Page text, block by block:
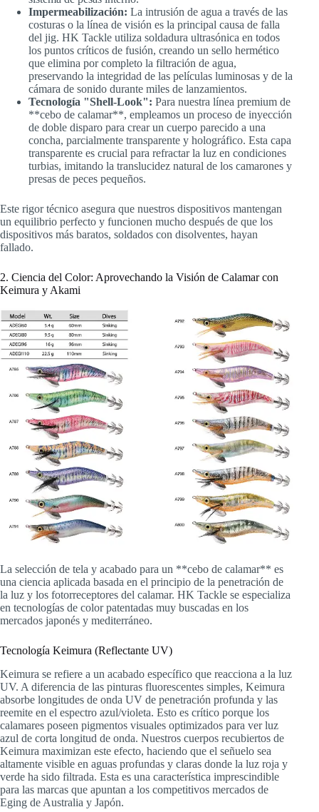
Impermeabilización: La intrusión de agua a través de las
costuras o la línea de visión es la principal causa de falla
del jig. HK Tackle utiliza soldadura ultrasónica en todos
los puntos críticos de fusión, creando un sello hermético
que elimina por completo la filtración de agua,
preservando la integridad de las películas luminosas y de la
cámara de sonido durante miles de lanzamientos.
Tecnología "Shell-Look": Para nuestra línea premium de
**cebo de calamar**, empleamos un proceso de inyección
de doble disparo para crear un cuerpo parecido a una
concha, parcialmente transparente y holográfico. Esta capa
transparente es crucial para refractar la luz en condiciones
turbias, imitando la translucidez natural de los camarones y
presas de peces pequeños.
Este rigor técnico asegura que nuestros dispositivos mantengan
un equilibrio perfecto y funcionen mucho después de que los
dispositivos más baratos, soldados con disolventes, hayan
fallado.
2. Ciencia del Color: Aprovechando la Visión de Calamar con
Keimura y Akami
La selección de tela y acabado para un **cebo de calamar** es
una ciencia aplicada basada en el principio de la penetración de
la luz y los fotorreceptores del calamar. HK Tackle se especializa
en tecnologías de color patentadas muy buscadas en los
mercados japonés y mediterráneo.
Tecnología Keimura (Reflectante UV)
Keimura se refiere a un acabado específico que reacciona a la luz
UV. A diferencia de las pinturas fluorescentes simples, Keimura
absorbe longitudes de onda UV de penetración profunda y las
reemite en el espectro azul/violeta. Esto es crítico porque los
calamares poseen pigmentos visuales optimizados para ver luz
azul de corta longitud de onda. Nuestros cuerpos recubiertos de
Keimura maximizan este efecto, haciendo que el señuelo sea
altamente visible en aguas profundas y claras donde la luz roja y
verde ha sido filtrada. Esta es una característica imprescindible
para las marcas que apuntan a los competitivos mercados de
Eging de Australia y Japón.